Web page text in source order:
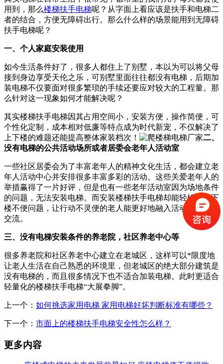
用到，那么楼梯扶手电梯呢？从字面上看应该是扶手和电梯二
者的结合，方便无障碍出行。那么什么样的场景能用到无障碍
扶手电梯呢？
一、个人家庭安装使用
如今生活条件好了，很多人都住上了别墅，本以为可以将父母
接到身边享受天伦之乐，可别墅里面往往都没有电梯，后期加
装电梯不仅要面对很多繁琐的手续还要应对较大的工程量。那
么针对这一现象如何才能解决呢？
其实楼梯扶手电梯因其占用空间小，安装方便，操作简便，可
个性化定制，成本相对低廉等特点成为时代新宠，不仅解决了
上下楼的难题还能提高整体家装档次！
二、
没有电梯的公共活动场所或者居委会老年人活动室
一些社区居委会为了丰富老年人的精神文化生活，都会建立老
年人活动中心并安排很多丰富多彩的活动。这些关爱老年人的
举措赢得了一片好评，但是也有一些老年活动室因为场地条件
的问题，无法安装电梯。而安装楼梯扶手电梯却能轻松解上下
楼不便问题，让行动不灵便的老人能更好地融入活动，与邻里
交流。
三、没有电梯安装条件的养老院，社区养老中心等
很多养老院和社区养老中心建立在老城区，这样可以*限度地
让老人生活在自己熟悉的环境里，但老城区的绝大部分建筑是
没有电梯的，而且很多情况下也不适合加装电梯。此时更适合
轻量化的楼梯扶手电梯“大展拳脚”。
上一个： 如何挑选家用电梯 家用电梯好坏判断标准有哪些？
下一个： 市面上的楼梯扶手电梯安全性怎么样？
更多内容